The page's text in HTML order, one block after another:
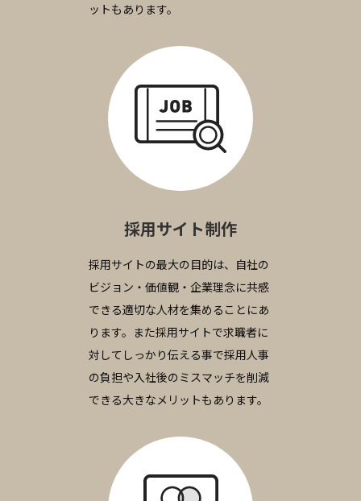
ットもあります。
採用サイト制作
採用サイトの最大の目的は、自社の
ビジョン・価値観・企業理念に共感
できる適切な人材を集めることにあ
ります。また採用サイトで求職者に
対してしっかり伝える事で採用人事
の負担や入社後のミスマッチを削減
できる大きなメリットもあります。